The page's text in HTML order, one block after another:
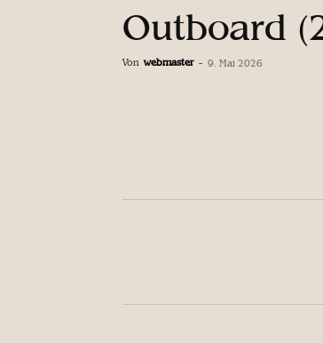
Outboard
Von webmaster - 9. Mai 2026